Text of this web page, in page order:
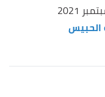
الحبيس